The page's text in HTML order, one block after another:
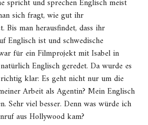
spricht und sprechen Englisch meist
sich fragt, wie gut ihr
Bis man herausfindet, dass ihr
Englisch ist und schwedische
für ein Filmprojekt mit Isabel in
Englisch geredet. Da wurde es
klar: Es geht nicht nur um die
Arbeit als Agentin? Mein Englisch
Sehr viel besser. Denn was würde ich
aus Hollywood kam?